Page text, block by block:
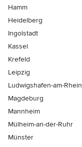
Hamm
Heidelberg
Ingolstadt
Kassel
Krefeld
Leipzig
Ludwigshafen-am-Rhein
Magdeburg
Mannheim
Mülheim-an-der-Ruhr
Münster